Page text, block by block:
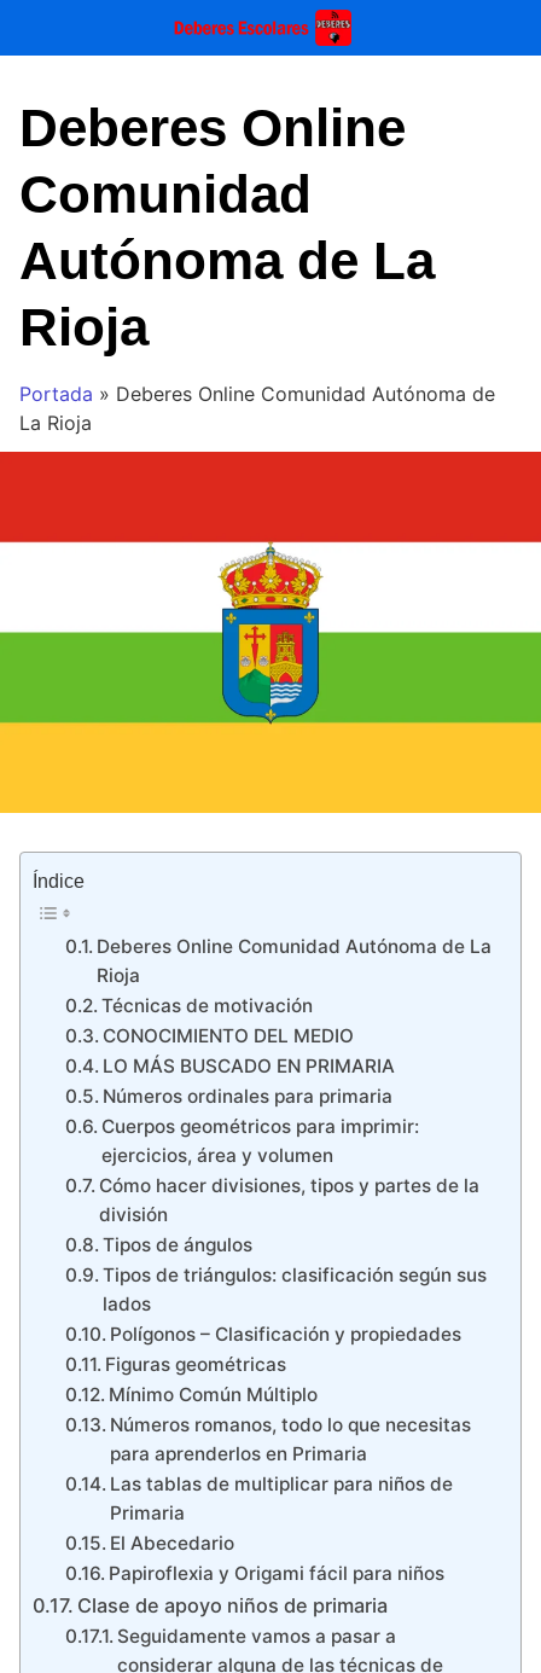
Deberes Online
Comunidad
Autónoma de La
Rioja
Portada » Deberes Online Comunidad Autónoma de
La Rioja
Índice
Deberes Online Comunidad Autónoma de La
Rioja
Técnicas de motivación
CONOCIMIENTO DEL MEDIO
LO MÁS BUSCADO EN PRIMARIA
Números ordinales para primaria
Cuerpos geométricos para imprimir:
ejercicios, área y volumen
Cómo hacer divisiones, tipos y partes de la
división
Tipos de ángulos
Tipos de triángulos: clasificación según sus
lados
Polígonos – Clasificación y propiedades
Figuras geométricas
Mínimo Común Múltiplo
Números romanos, todo lo que necesitas
para aprenderlos en Primaria
Las tablas de multiplicar para niños de
Primaria
El Abecedario
Papiroflexia y Origami fácil para niños
Clase de apoyo niños de primaria
Seguidamente vamos a pasar a
considerar alguna de las técnicas de